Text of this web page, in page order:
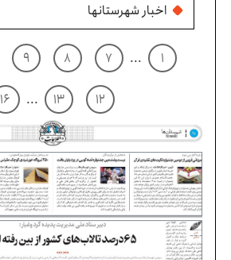
اخبار شهرستانها
۱ ... ۷ ۸ ۹
۱۲ ۱۳ ... ۱۶